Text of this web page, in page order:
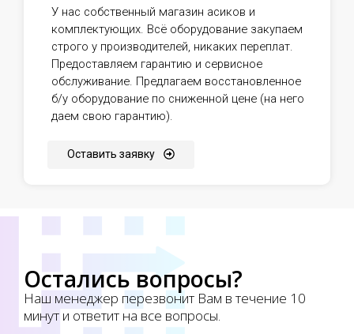
У нас собственный магазин асиков и
комплектующих. Всё оборудование закупаем
строго у производителей, никаких переплат.
Предоставляем гарантию и сервисное
обслуживание. Предлагаем восстановленное
б/у оборудование по сниженной цене (на него
даем свою гарантию).
Оставить заявку
Остались вопросы?
Наш менеджер перезвонит Вам в течение 10
минут и ответит на все вопросы.